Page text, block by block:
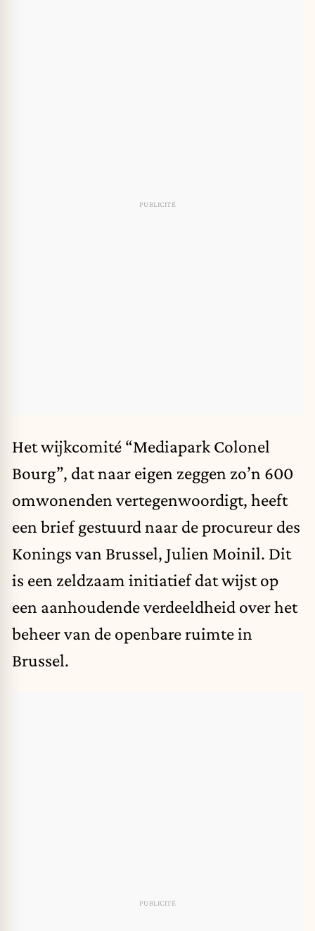
Het wijkcomité “Mediapark Colonel
Bourg”, dat naar eigen zeggen zo’n 600
omwonenden vertegenwoordigt, heeft
een brief gestuurd naar de procureur des
Konings van Brussel, Julien Moinil. Dit
is een zeldzaam initiatief dat wijst op
een aanhoudende verdeeldheid over het
beheer van de openbare ruimte in
Brussel.